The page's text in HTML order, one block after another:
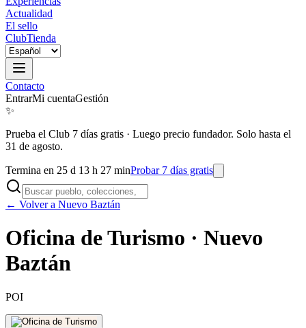
Actualidad
El sello
ClubTienda
Contacto
EntrarMi cuentaGestión
✨
Prueba el Club 7 días gratis · Luego precio fundador. Solo hasta el
31 de agosto.
Termina en 25 d 13 h 27 minProbar 7 días gratis
← Volver a Nuevo Baztán
Oficina de Turismo · Nuevo
Baztán
POI